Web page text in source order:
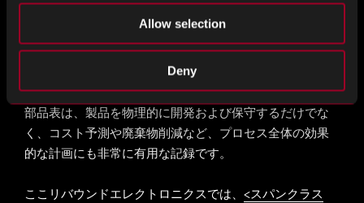
Allow selection
Deny
SBOM は販売ステージで製品を定義します。これらの部
品表には、完成品とそれらを個別に開発するために必要
な構成品目が受注伝票に一覧表示されます。
部品表は、製品を物理的に開発および保守するだけでな
く、コスト予測や廃棄物削減など、プロセス全体の効果
的な計画にも非常に有用な記録です。
ここリバウンドエレクトロニクスでは、 <スパンクラス